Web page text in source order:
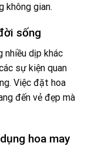
không gian.
sống
nhiều dịp khác
sự kiện quan
Việc đặt hoa
đến vẻ đẹp mà
hoa may